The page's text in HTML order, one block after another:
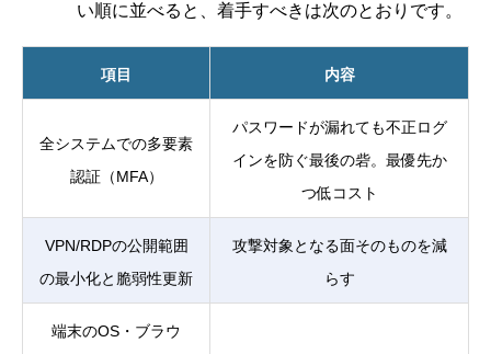
い順に並べると、着手すべきは次のとおりです。
項目 内容
全システムでの多要素
認証（MFA）
パスワードが漏れても不正ログ
インを防ぐ最後の砦。最優先か
つ低コスト
VPN/RDPの公開範囲
の最小化と脆弱性更新
攻撃対象となる面そのものを減
らす
端末のOS・ブラウ